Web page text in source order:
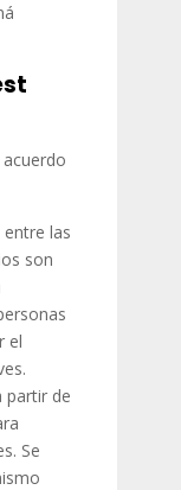
las
son
el
partir de
Se